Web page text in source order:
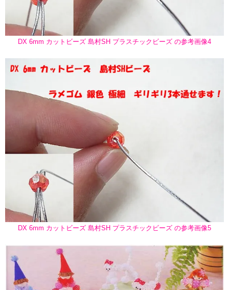
DX 6mm カットビーズ 島村SH プラスチックビーズ の参考画像4
DX 6mm カットビーズ 島村SH プラスチックビーズ の参考画像5